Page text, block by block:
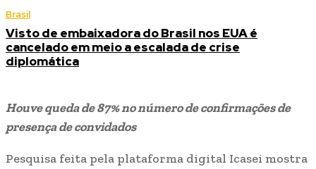
Brasil
Visto de embaixadora do Brasil nos EUA é
cancelado em meio a escalada de crise
diplomática
Houve queda de 87% no número de confirmações de
presença de convidados
Pesquisa feita pela plataforma digital Icasei mostra